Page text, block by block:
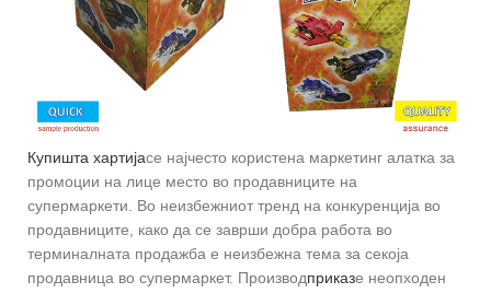
Купишта хартијасе најчесто користена маркетинг алатка за
промоции на лице место во продавниците на
супермаркети. Во неизбежниот тренд на конкуренција во
продавниците, како да се заврши добра работа во
терминалната продажба е неизбежна тема за секоја
продавница во супермаркет. Производприказе неопходен